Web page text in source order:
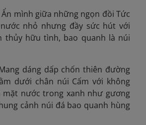
Ẩn mình giữa những ngọn đồi Tức
nhỏ nhưng đầy sức hút với
thủy hữu tình, bao quanh là núi
dáng dấp chốn thiên đường
dưới chân núi Cấm với không
mặt nước trong xanh như gương
cảnh núi đá bao quanh hùng